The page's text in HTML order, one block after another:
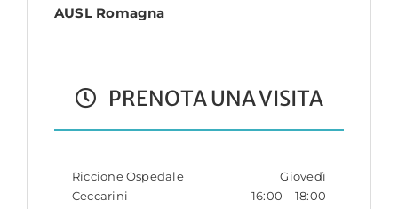
AUSL Romagna
PRENOTA UNA VISITA
Riccione Ospedale
Ceccarini
Giovedì
16:00 – 18:00